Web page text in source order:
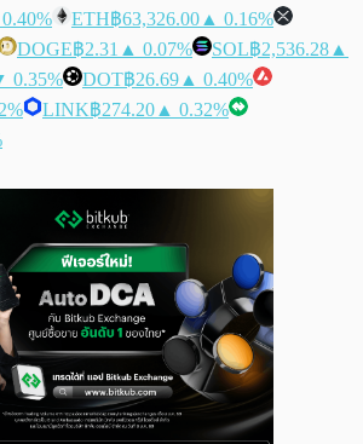
ETH฿63,326.00 ▲ 0.16%
DOGE฿2.31 ▲ 0.07% SOL฿2,536.28 ▲
0.35% DOT฿26.69 ▲ 0.40%
LINK฿274.20 ▲ 0.32%